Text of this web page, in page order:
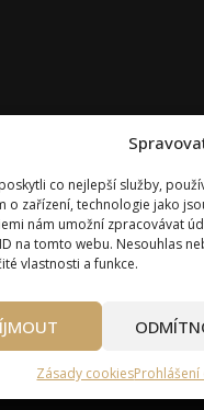
co nejlepší služby,
o zařízení, technologie jako
nám umožní zpracovávat
na tomto webu. Nesouhlas
vlastnosti a funkce.
Zásady cookies
Pravidla používání